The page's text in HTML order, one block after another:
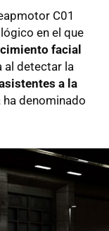
C01
en el que
facial
al detectar la
a la
denominado